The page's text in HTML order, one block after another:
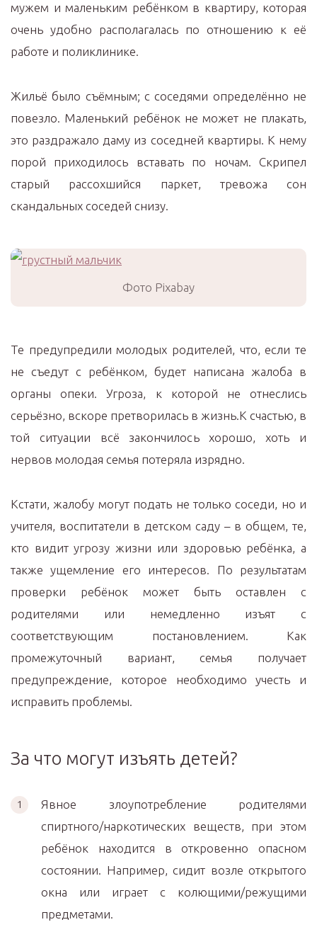
мужем и маленьким ребёнком в квартиру, которая
очень удобно располагалась по отношению к её
работе и поликлинике.
Жильё было съёмным; с соседями определённо не
повезло. Маленький ребёнок не может не плакать,
это раздражало даму из соседней квартиры. К нему
порой приходилось вставать по ночам. Скрипел
старый рассохшийся паркет, тревожа сон
скандальных соседей снизу.
Фото Pixabay
Те предупредили молодых родителей, что, если те
не съедут с ребёнком, будет написана жалоба в
органы опеки. Угроза, к которой не отнеслись
серьёзно, вскоре претворилась в жизнь.К счастью, в
той ситуации всё закончилось хорошо, хоть и
нервов молодая семья потеряла изрядно.
Кстати, жалобу могут подать не только соседи, но и
учителя, воспитатели в детском саду – в общем, те,
кто видит угрозу жизни или здоровью ребёнка, а
также ущемление его интересов. По результатам
проверки ребёнок может быть оставлен с
родителями или немедленно изъят с
соответствующим постановлением. Как
промежуточный вариант, семья получает
предупреждение, которое необходимо учесть и
исправить проблемы.
За что могут изъять детей?
Явное злоупотребление родителями
спиртного/наркотических веществ, при этом
ребёнок находится в откровенно опасном
состоянии. Например, сидит возле открытого
окна или играет с колющими/режущими
предметами.